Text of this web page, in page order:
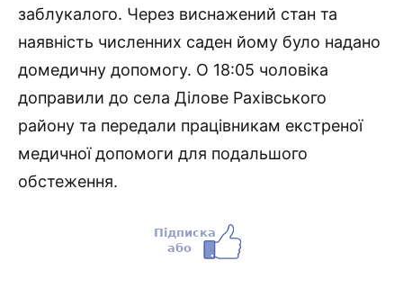
заблукалого. Через виснажений стан та
наявність численних саден йому було надано
домедичну допомогу. О 18:05 чоловіка
доправили до села Ділове Рахівського
району та передали працівникам екстреної
медичної допомоги для подальшого
обстеження.